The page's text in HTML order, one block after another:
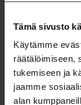
Tämä sivusto
Käytämme
räätälöimiseen,
tukemiseen ja
jaamme
alan